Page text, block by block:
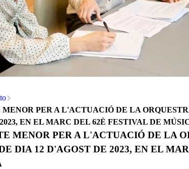
PER A L'ACTUACIÓ DE LA
EN EL MARC DEL 62È FESTIVAL DE
MENOR PER A L'ACTUACIÓ DE LA
DIA 12 D'AGOST DE 2023, EN EL